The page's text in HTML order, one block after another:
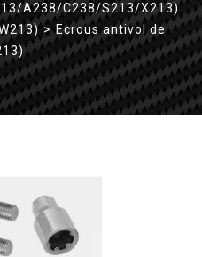
A238/C238/S213/X213)
> Ecrous antivol de